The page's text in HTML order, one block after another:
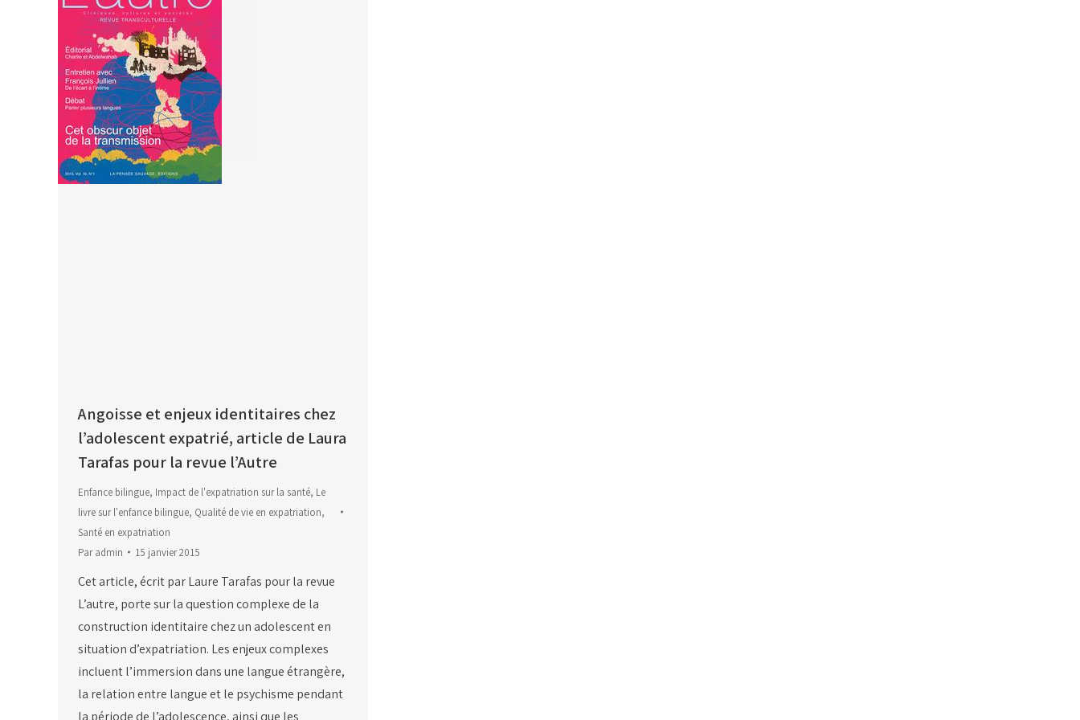
Angoisse et enjeux identitaires chez
l’adolescent expatrié, article de Laura
Tarafas pour la revue l’Autre
Enfance bilingue, Impact de l'expatriation sur la santé, Le
livre sur l'enfance bilingue, Qualité de vie en expatriation,
Santé en expatriation
Paradmin 15 janvier 2015
Cet article, écrit par Laure Tarafas pour la revue
L’autre, porte sur la question complexe de la
construction identitaire chez un adolescent en
situation d’expatriation. Les enjeux complexes
incluent l’immersion dans une langue étrangère,
la relation entre langue et le psychisme pendant
la période de l’adolescence, ainsi que les